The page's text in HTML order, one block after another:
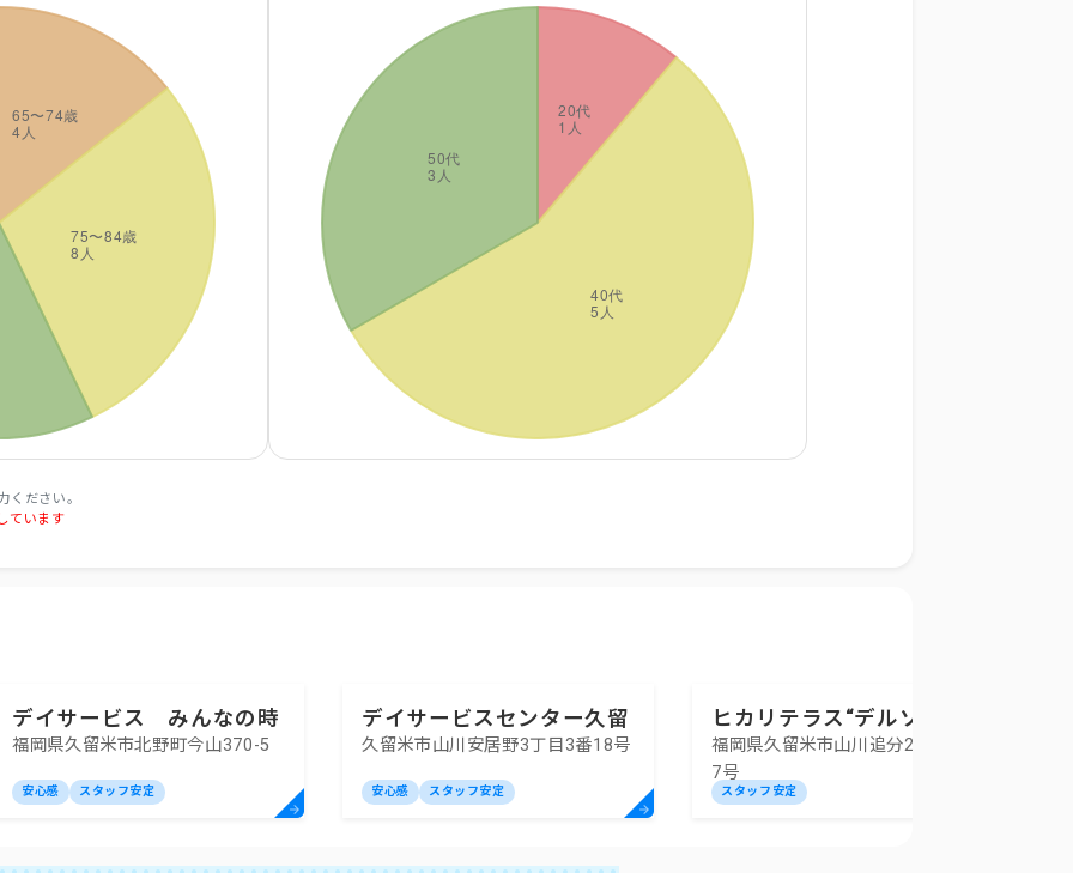
ください。
ています
デイサービス みんなの時
間
福岡県久留米市北野町今山370-5
安心感 スタッフ安定
デイサービスセンター久留
米あいの里
久留米市山川安居野3丁目3番18号
安心感 スタッフ安定
ヒカリテラス“デルソルオ
レンジ”
福岡県久留米市山川追分2丁目2番
7号
スタッフ安定